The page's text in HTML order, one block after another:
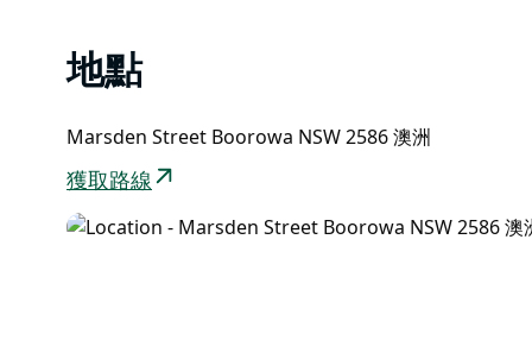
地點
Marsden Street Boorowa NSW 2586 澳洲
獲取路線